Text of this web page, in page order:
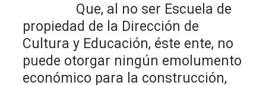
Que, al no ser Escuela de
propiedad de la Dirección de
Cultura y Educación, éste ente, no
puede otorgar ningún emolumento
económico para la construcción,